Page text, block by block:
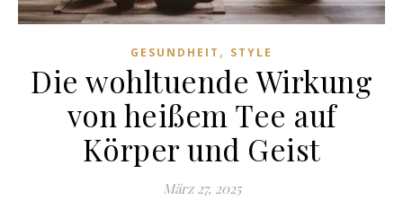
GESUNDHEIT , STYLE
Die wohltuende Wirkung
von heißem Tee auf
Körper und Geist
März 27, 2025